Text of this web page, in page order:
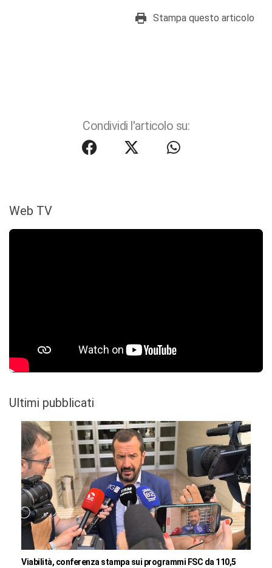
Stampa questo articolo
Condividi l'articolo su:
Web TV
Ultimi pubblicati
Viabilità, conferenza stampa sui programmi FSC da 110,5